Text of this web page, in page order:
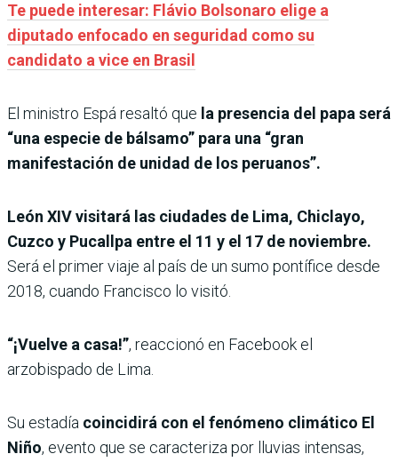
Te puede interesar: Flávio Bolsonaro elige a
diputado enfocado en seguridad como su
candidato a vice en Brasil
El ministro Espá resaltó que la presencia del papa será
“una especie de bálsamo” para una “gran
manifestación de unidad de los peruanos”.
León XIV visitará las ciudades de Lima, Chiclayo,
Cuzco y Pucallpa entre el 11 y el 17 de noviembre.
Será el primer viaje al país de un sumo pontífice desde
2018, cuando Francisco lo visitó.
“¡Vuelve a casa!”, reaccionó en Facebook el
arzobispado de Lima.
Su estadía coincidirá con el fenómeno climático El
Niño, evento que se caracteriza por lluvias intensas,